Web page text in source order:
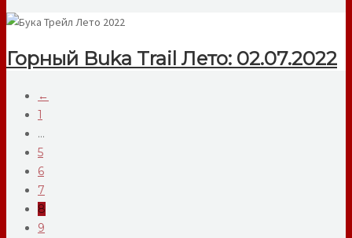
Горный Buka Trail Лето: 02.07.2022
Posts
navigation
←
1
…
5
6
7
8
9